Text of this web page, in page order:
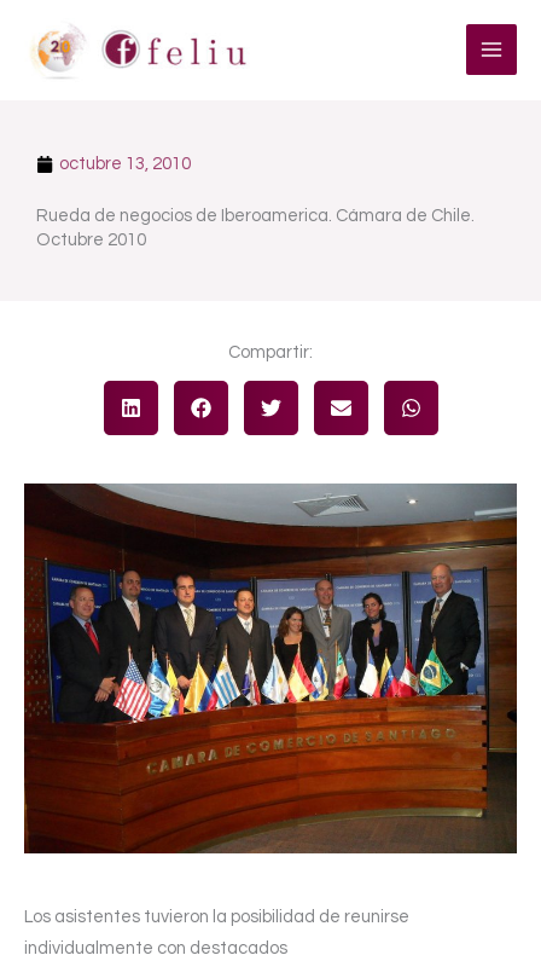
contenido
octubre 13, 2010
Rueda de negocios de Iberoamerica. Cámara de Chile.
Octubre 2010
Compartir:
Los asistentes tuvieron la posibilidad de reunirse
individualmente con destacados